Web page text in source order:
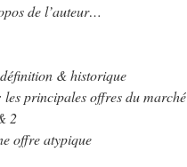
de l’auteur…
& historique
les principales offres du marché
2
offre atypique